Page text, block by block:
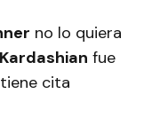
no lo quiera
fue
cita